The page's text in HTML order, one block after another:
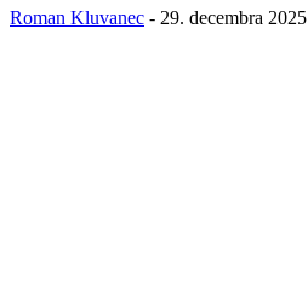
Roman Kluvanec - 29. decembra 2025